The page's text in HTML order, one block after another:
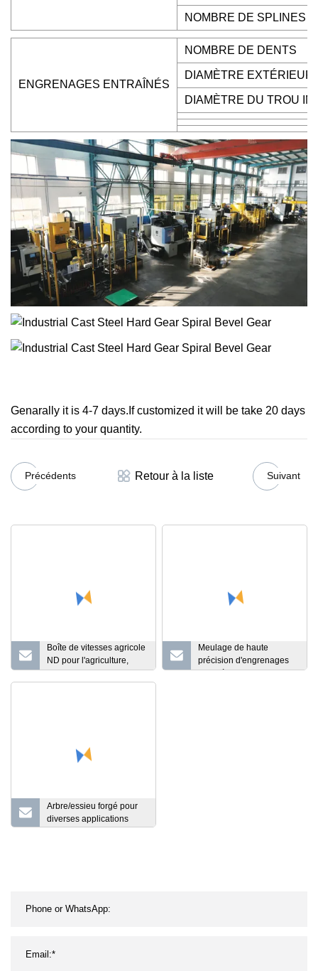
NOMBRE DE SPLINES
ENGRENAGES ENTRAÎNÉS
NOMBRE DE DENTS
DIAMÈTRE EXTÉRIEUR
DIAMÈTRE DU TROU
Genarally it is 4-7 days.If customized it will be take 20 days
according to your quantity.
Précédents Retour à la liste Suivant
Boîte de vitesses agricole
ND pour l'agriculture,
engrais agricole,
épandeur de sel de
Meulage de haute
précision d'engrenages
droits à surface de dent
Arbre/essieu forgé pour
diverses applications